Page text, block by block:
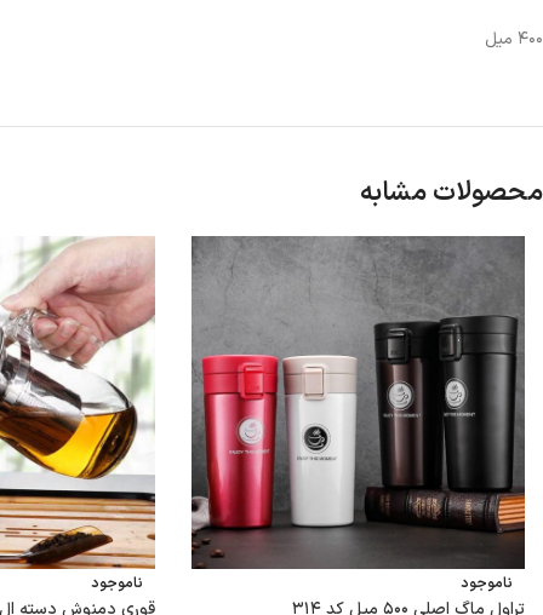
۴۰۰ میل
محصولات مشابه
ناموجود ناموجود